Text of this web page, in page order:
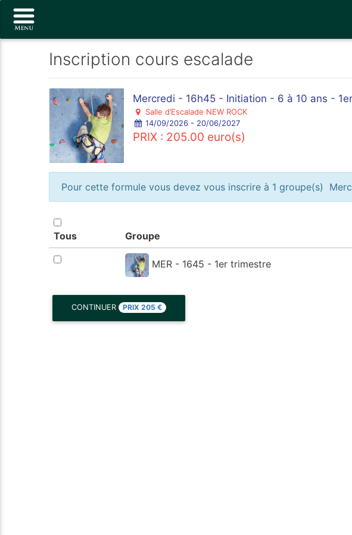
Inscription cours escalade
Mercredi - 16h45 - Initiation - 6 à 10 ans -
Salle d’Escalade NEW ROCK
14/09/2026 - 20/06/2027
PRIX : 205.00 euro(s)
Pour cette formule vous devez vous inscrire à 1 groupe(s)
Tous Groupe
MER - 1645 - 1er trimestre
CONTINUER PRIX205€